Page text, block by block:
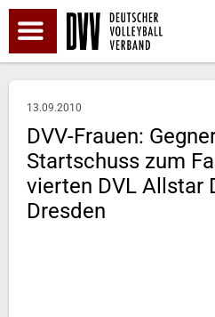
13.09.2010
DVV-Frauen:
Startschuss zum
vierten DVL Allstar
Dresden